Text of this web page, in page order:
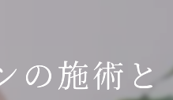
脚トレーニングサービス
の施術と